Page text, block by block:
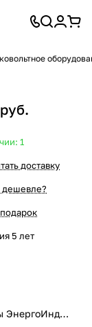
1
доставку
5 лет
Все товары ЭнергоИндустрия